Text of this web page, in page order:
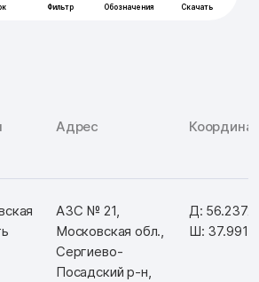
Адрес
АЗС № 21,
Московская обл.,
Сергиево-
Посадский р-н,
Д:
Ш: